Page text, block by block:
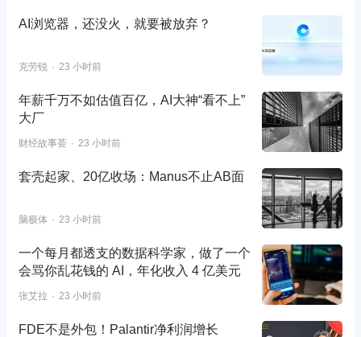
AI浏览器，还没火，就要被放弃？
克劳锐 23 小时前
年薪千万不如估值百亿，AI大神“看不上”
大厂
财经故事荟 23 小时前
套壳起家、20亿收场：Manus不止AB面
脑极体 23 小时前
一个每月都透支的数据科学家，做了一个
会骂你乱花钱的 AI，年化收入 4 亿美元
张艾拉 23 小时前
FDE不是外包！Palantir净利润增长